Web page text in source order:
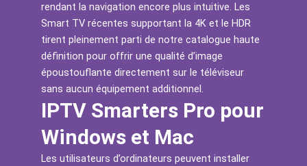
rendant la navigation encore plus intuitive. Les
Smart TV récentes supportant la 4K et le HDR
tirent pleinement parti de notre catalogue haute
définition pour offrir une qualité d’image
époustouflante directement sur le téléviseur
sans aucun équipement additionnel.
IPTV Smarters Pro pour
Windows et Mac
Les utilisateurs d’ordinateurs peuvent installer